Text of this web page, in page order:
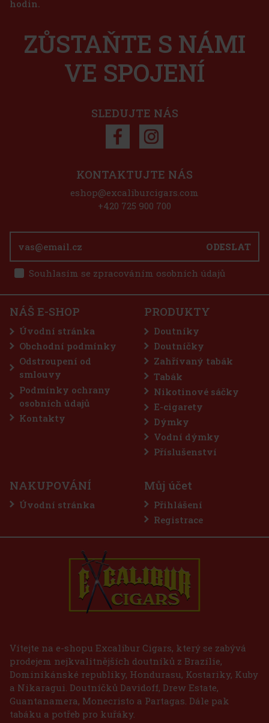
338 Kč
Cinco Sampler - 4 ks
1 125 Kč
Do košíku
Sleva: 50%
75 Kč
Do košíku
hodin.
ZŮSTAŇTE S NÁMI
VE SPOJENÍ
SLEDUJTE NÁS
ODESLAT
Souhlasím se zpracováním osobních údajů
KONTAKTUJTE NÁS
eshop@excaliburcigars.com
+420 725 900 700
NÁŠ E-SHOP
Úvodní stránka
Obchodní podmínky
Odstroupení od
smlouvy
Podmínky ochrany
osobních údajů
Kontakty
PRODUKTY
Doutníky
Doutníčky
Zahřívaný tabák
Tabák
Nikotinové sáčky
E-cigarety
Dýmky
Vodní dýmky
Příslušenství
NAKUPOVÁNÍ
Úvodní stránka
Můj účet
Přihlášení
Registrace
Vítejte na e-shopu Excalibur Cigars, který se zabývá
prodejem nejkvalitnějších doutníků z Brazílie,
Dominikánské republiky, Hondurasu, Kostariky, Kuby
a Nikaragui. Doutníčků Davidoff, Drew Estate,
Guantanamera, Monecristo a Partagas. Dále pak
tabáku a potřeb pro kuřáky.